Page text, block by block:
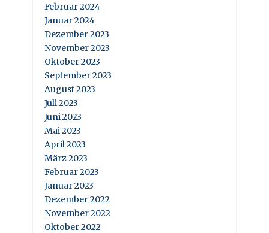
Februar 2024
Januar 2024
Dezember 2023
November 2023
Oktober 2023
September 2023
August 2023
Juli 2023
Juni 2023
Mai 2023
April 2023
März 2023
Februar 2023
Januar 2023
Dezember 2022
November 2022
Oktober 2022